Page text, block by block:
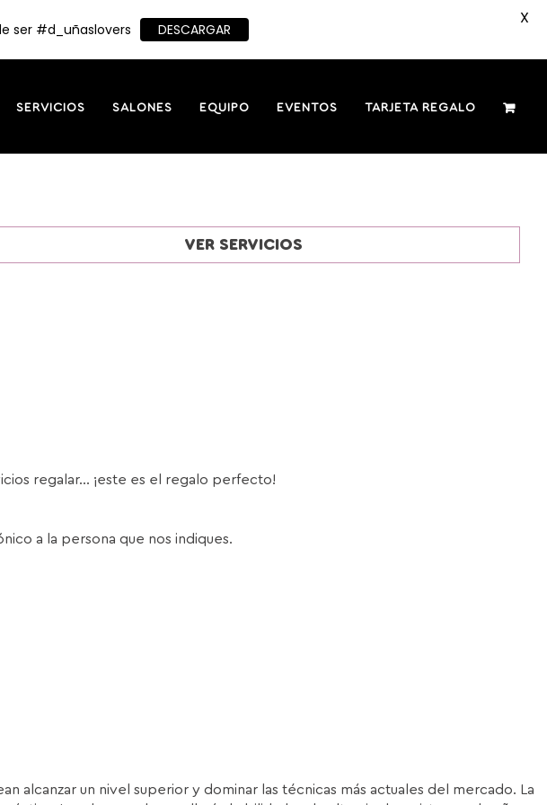
SERVICIOS SALONES EQUIPO EVENTOS TARJETA REGALO
VER SERVICIOS
regalar... ¡este es el regalo perfecto!
a la persona que nos indiques.
alcanzar un nivel superior y dominar las técnicas más actuales del mercado. La
ser #d_uñaslovers DESCARGAR
X